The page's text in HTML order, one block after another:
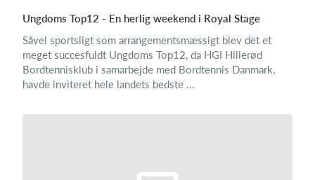
Ungdoms Top12 - En herlig weekend i Royal Stage
Såvel sportsligt som arrangementsmæssigt blev det et
meget succesfuldt Ungdoms Top12, da HGI Hillerød
Bordtennisklub i samarbejde med Bordtennis Danmark,
havde inviteret hele landets bedste ...